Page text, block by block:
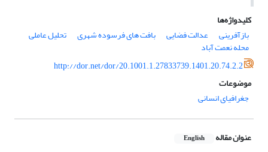
کلیدواژه‌ها
بازآفرینی
عدالت فضایی بافت های فرسوده شهری تحلیل عاملی
محله نعمت آباد
http://dor.net/dor/20.1001.1.27833739.1401.20.74.2.2
موضوعات
جغرافیای انسانی
عنوان مقاله English